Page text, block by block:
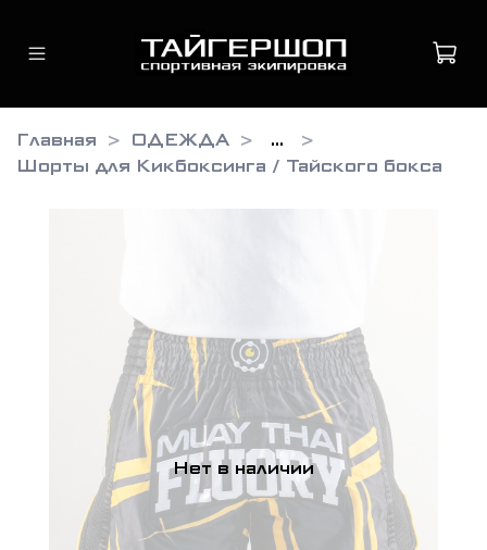
Главная ОДЕЖДА
...
Шорты для Кикбоксинга / Тайского бокса
Нет в наличии